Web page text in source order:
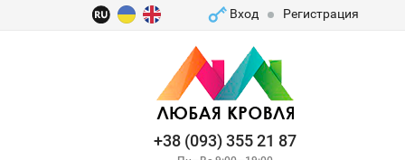
Вход Регистрация
+38 (093) 355 21 87